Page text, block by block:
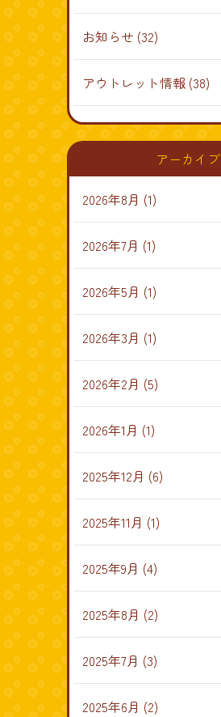
お知らせ (32)
アウトレット情報 (38)
アーカイブ
2026年8月 (1)
2026年7月 (1)
2026年5月 (1)
2026年3月 (1)
2026年2月 (5)
2026年1月 (1)
2025年12月 (6)
2025年11月 (1)
2025年9月 (4)
2025年8月 (2)
2025年7月 (3)
2025年6月 (2)